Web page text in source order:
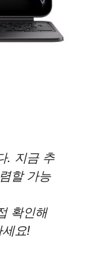
. 지금 추
할 가능
확인해
요!